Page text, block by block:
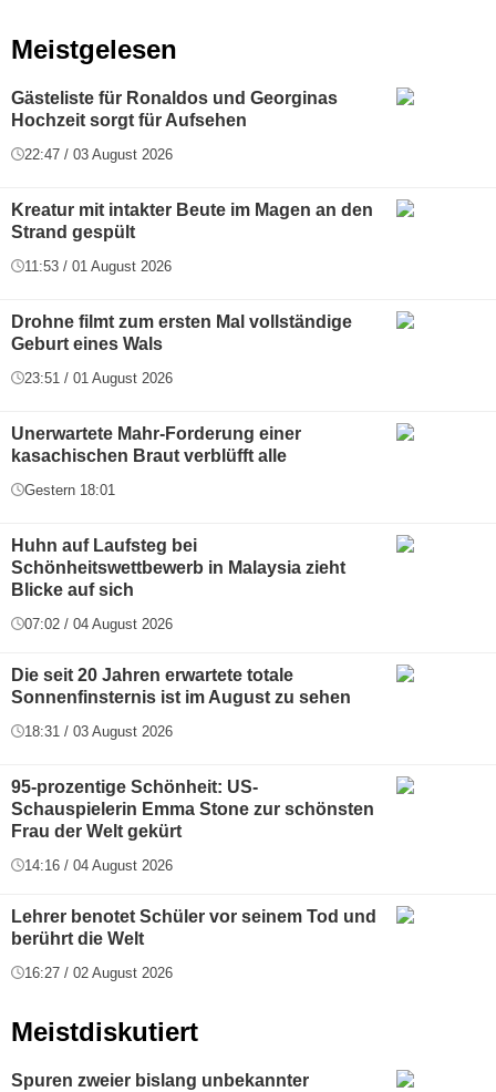
Meistgelesen
Gästeliste für Ronaldos und Georginas
Hochzeit sorgt für Aufsehen
22:47 / 03 August 2026
Kreatur mit intakter Beute im Magen an den
Strand gespült
11:53 / 01 August 2026
Drohne filmt zum ersten Mal vollständige
Geburt eines Wals
23:51 / 01 August 2026
Unerwartete Mahr-Forderung einer
kasachischen Braut verblüfft alle
Gestern 18:01
Huhn auf Laufsteg bei
Schönheitswettbewerb in Malaysia zieht
Blicke auf sich
07:02 / 04 August 2026
Die seit 20 Jahren erwartete totale
Sonnenfinsternis ist im August zu sehen
18:31 / 03 August 2026
95-prozentige Schönheit: US-
Schauspielerin Emma Stone zur schönsten
Frau der Welt gekürt
14:16 / 04 August 2026
Lehrer benotet Schüler vor seinem Tod und
berührt die Welt
16:27 / 02 August 2026
Meistdiskutiert
Spuren zweier bislang unbekannter